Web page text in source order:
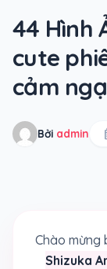
44 Hình
cute
cảm
Bởi admin
Chào mừng
Shizuka